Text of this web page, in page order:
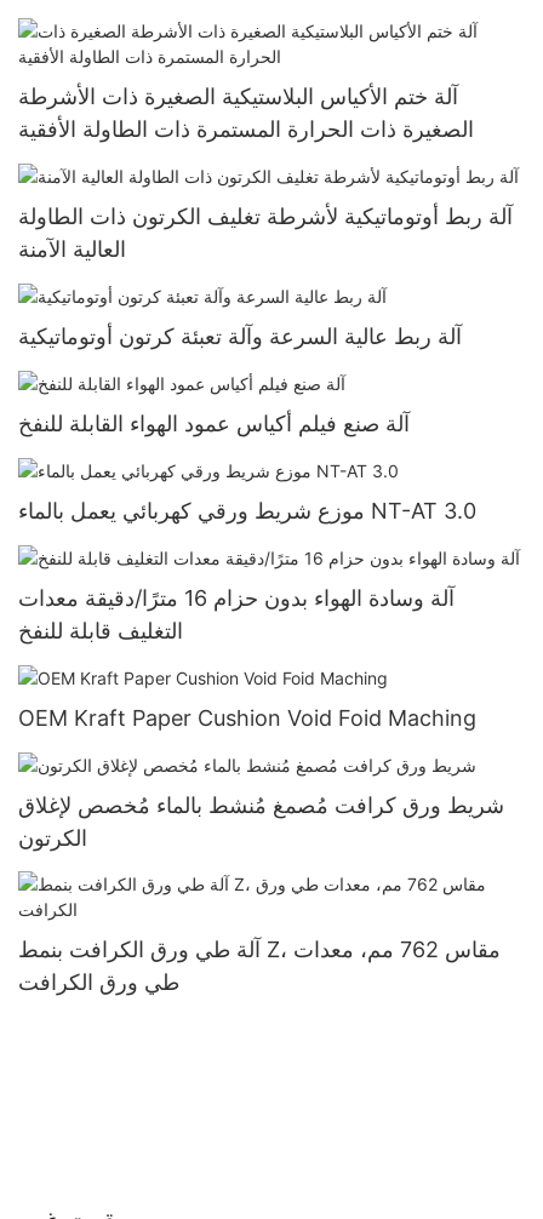
آلة ختم الأكياس البلاستيكية الصغيرة ذات الأشرطة
الصغيرة ذات الحرارة المستمرة ذات الطاولة الأفقية
آلة ربط أوتوماتيكية لأشرطة تغليف الكرتون ذات الطاولة
العالية الآمنة
آلة ربط عالية السرعة وآلة تعبئة كرتون أوتوماتيكية
آلة صنع فيلم أكياس عمود الهواء القابلة للنفخ
موزع شريط ورقي كهربائي يعمل بالماء NT-AT 3.0
آلة وسادة الهواء بدون حزام 16 مترًا/دقيقة معدات
التغليف قابلة للنفخ
OEM Kraft Paper Cushion Void Foid Maching
شريط ورق كرافت مُصمغ مُنشط بالماء مُخصص لإغلاق
الكرتون
آلة طي ورق الكرافت بنمط Z، مقاس 762 مم، معدات
طي ورق الكرافت